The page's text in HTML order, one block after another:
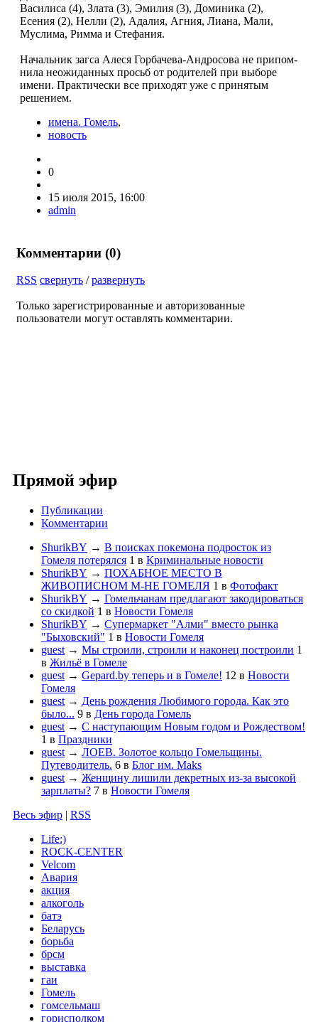
Василиса (4), Злата (3), Эмилия (3), Доминика (2),
Есения (2), Нелли (2), Ада­лия, Агния, Лиана, Мали,
Мусли­ма, Римма и Стефания.
Начальник загса Алеся Горбачева-Андросова не припом­
нила неожиданных просьб от ро­дителей при выборе
имени. Прак­тически все приходят уже с принятым
решением.
имена. Гомель,
новость
0
15 июля 2015, 16:00
admin
Комментарии (0)
RSS свернуть /развернуть
Только зарегистрированные и авторизованные
пользователи могут оставлять комментарии.
Прямой эфир
Публикации
Комментарии
ShurikBY → В поисках покемона подросток из
Гомеля потерялся 1 в Криминальные новости
ShurikBY → ПОХАБНОЕ МЕСТО В
ЖИВОПИСНОМ М-НЕ ГОМЕЛЯ 1 в Фотофакт
ShurikBY → Гомельчанам предлагают закодироваться
со скидкой 1 в Новости Гомеля
ShurikBY → Супермаркет "Алми" вместо рынка
"Быховский" 1 в Новости Гомеля
guest → Мы строили, строили и наконец построили 1
в Жильё в Гомеле
guest → Gepard.by теперь и в Гомеле! 12 в Новости
Гомеля
guest → День рождения Любимого города. Как это
было... 9 в День города Гомель
guest → С наступающим Новым годом и Рождеством!
1 в Праздники
guest → ЛОЕВ. Золотое кольцо Гомельщины.
Путеводитель. 6 в Блог им. Maks
guest → Женщину лишили декретных из-за высокой
зарплаты? 7 в Новости Гомеля
Весь эфир | RSS
Life:)
ROCK-CENTER
Velcom
Авария
акция
алкоголь
батэ
Беларусь
борьба
брсм
выставка
гаи
Гомель
гомсельмаш
горисполком